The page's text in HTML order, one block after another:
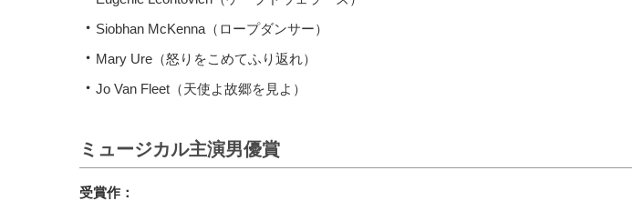
Siobhan McKenna（ロープダンサー）
Mary Ure（怒りをこめてふり返れ）
Jo Van Fleet（天使よ故郷を見よ）
ミュージカル主演男優賞
受賞作：